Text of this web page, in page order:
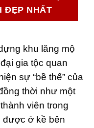
ĐẸP NHẤT
khu lăng mộ
gia tộc quan
sự “bề thế” của
thời như một
viên trong
được ở kề bên